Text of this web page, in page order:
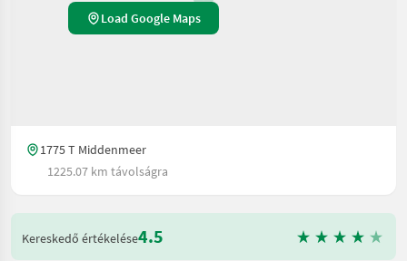
Load Google Maps
1775 T Middenmeer
1225.07 km távolságra
Kereskedő értékelése4.5